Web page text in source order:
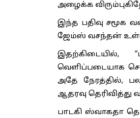
அழைக்க
இந்த பதிவு சமூக
ஜேம்ஸ் வசந்தன்
இதற்கிடையில்,
வெளிப்படையாக
அதே நேரத்தில்,
ஆதரவு தெரிவித்து
பாடகி ஸ்வாகதா